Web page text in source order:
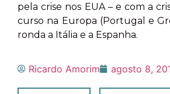
pela crise nos EUA – e com a
curso na Europa (Portugal e
ronda a Itália e a Espanha.
Ricardo Amorim agosto 8,